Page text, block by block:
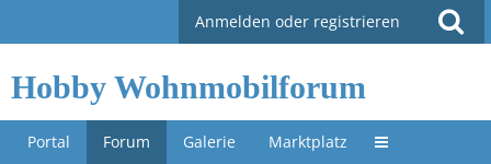
Anmelden oder registrieren
Hobby Wohnmobilforum
Portal Forum Galerie Marktplatz Untermenü »